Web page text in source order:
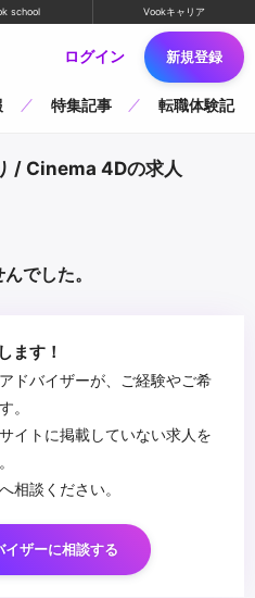
school Vookキャリア
ログイン 新規登録
特集記事 転職体験記
/ Cinema 4Dの求人
でした。
ます！
ドバイザーが、ご経験やご希
。
イトに掲載していない求人を
相談ください。
イザーに相談する